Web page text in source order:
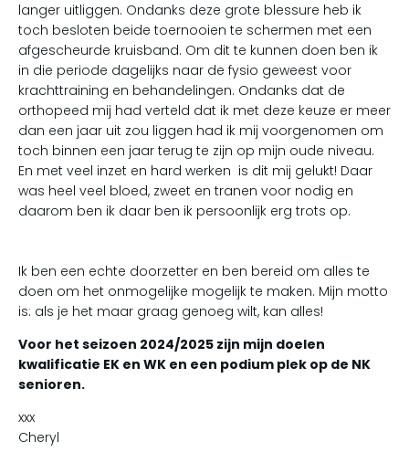
langer uitliggen. Ondanks deze grote blessure heb ik
toch besloten beide toernooien te schermen met een
afgescheurde kruisband. Om dit te kunnen doen ben ik
in die periode dagelijks naar de fysio geweest voor
krachttraining en behandelingen. Ondanks dat de
orthopeed mij had verteld dat ik met deze keuze er meer
dan een jaar uit zou liggen had ik mij voorgenomen om
toch binnen een jaar terug te zijn op mijn oude niveau.
En met veel inzet en hard werken is dit mij gelukt! Daar
was heel veel bloed, zweet en tranen voor nodig en
daarom ben ik daar ben ik persoonlijk erg trots op.
Ik ben een echte doorzetter en ben bereid om alles te
doen om het onmogelijke mogelijk te maken. Mijn motto
is: als je het maar graag genoeg wilt, kan alles!
Voor het seizoen 2024/2025 zijn mijn doelen
kwalificatie EK en WK en een podium plek op de NK
senioren.
xxx
Cheryl